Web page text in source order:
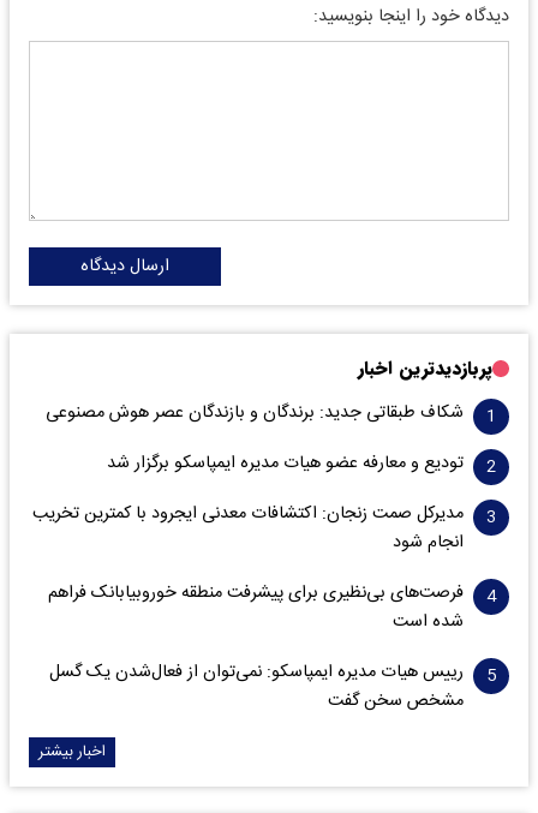
دیدگاه خود را اینجا بنویسید:
ارسال دیدگاه
پربازدیدترین اخبار
شکاف طبقاتی جدید: برندگان و بازندگان عصر هوش مصنوعی
تودیع و معارفه عضو هیات مدیره ایمپاسکو برگزار شد
مدیرکل صمت زنجان: اکتشافات معدنی ایجرود با کمترین تخریب
انجام شود
فرصت‌های بی‌نظیری برای پیشرفت منطقه خوروبیابانک فراهم
شده است
رییس هیات مدیره ایمپاسکو: نمی‌توان از فعال‌شدن یک گسل
مشخص سخن گفت
اخبار بیشتر